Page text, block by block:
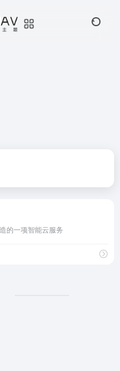
的一项智能云服务